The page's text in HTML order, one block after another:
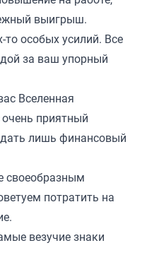
выигрыш.
особых усилий. Все
за ваш упорный
Вселенная
приятный
лишь финансовый
своеобразным
потратить на
везучие знаки